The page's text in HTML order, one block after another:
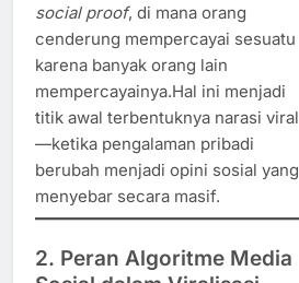
social proof, di mana orang
cenderung mempercayai sesuatu
karena banyak orang lain
mempercayainya.Hal ini menjadi
titik awal terbentuknya narasi viral
—ketika pengalaman pribadi
berubah menjadi opini sosial yang
menyebar secara masif.
2. Peran Algoritme Media